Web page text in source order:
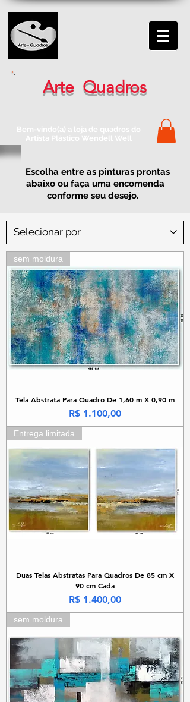
Arte Quadros
Bem-vindo(a) a loja de quadros do
Artista Plástico Wendell Well
Escolha entre as pinturas prontas
abaixo ou faça uma encomenda
conforme seu desejo.
sem moldura
Tela Abstrata Para Quadro De 1,60 m X 0,90 m
Preço
R$ 1.100,00
Entrega limitada
Duas Telas Abstratas Para Quadros De 85 cm X
90 cm Cada
Preço
R$ 1.400,00
sem moldura